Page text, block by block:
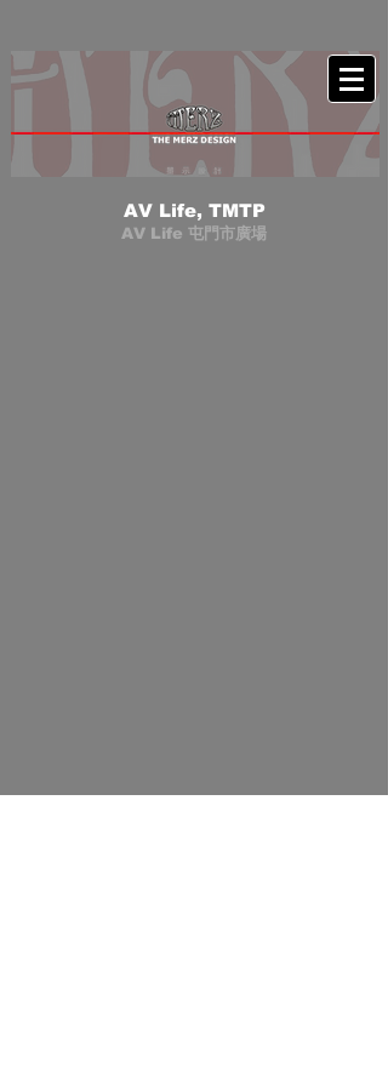
AV Life, TMTP
AV Life 屯門市廣場